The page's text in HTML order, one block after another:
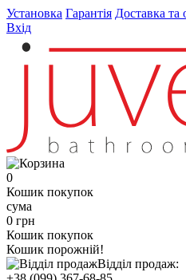
Установка Гарантія Доставка та
Вхід
0
Кошик покупок
сума
0 грн
Кошик покупок
Кошик порожній!
Відділ продаж: